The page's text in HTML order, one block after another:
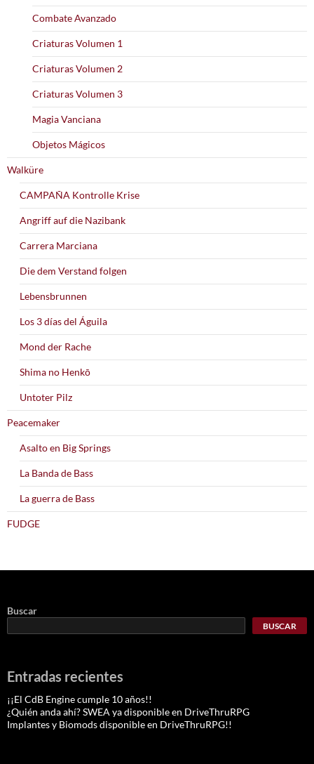
Combate Avanzado
Criaturas Volumen 1
Criaturas Volumen 2
Criaturas Volumen 3
Magia Vanciana
Objetos Mágicos
Walküre
CAMPAÑA Kontrolle Krise
Angriff auf die Nazibank
Carrera Marciana
Die dem Verstand folgen
Lebensbrunnen
Los 3 días del Águila
Mond der Rache
Shima no Henkō
Untoter Pilz
Peacemaker
Asalto en Big Springs
La Banda de Bass
La guerra de Bass
FUDGE
Buscar
BUSCAR
Entradas recientes
¡¡El CdB Engine cumple 10 años!!
¿Quién anda ahí? SWEA ya disponible en DriveThruRPG
Implantes y Biomods disponible en DriveThruRPG!!